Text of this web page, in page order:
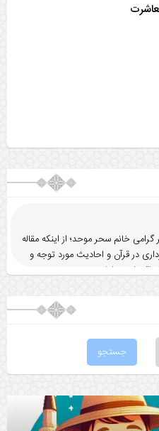
گرامی خانم سحر موحد؛ از اینکه مقاله
در قرآن و احاديث مورد توجه و
شد
... ادامه